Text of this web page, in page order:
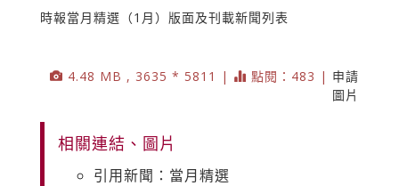
時報當月精選（1月）版面及刊載新聞列表
4.48 MB , 3635 * 5811 | 點閱：483 | 申請
圖片
相關連結、圖片
引用新聞：當月精選